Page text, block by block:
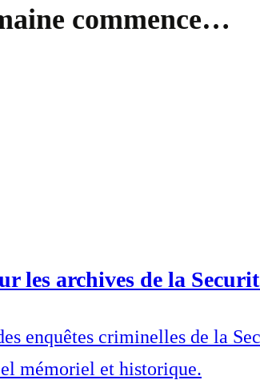
commence…
les archives de la
enquêtes criminelles de la
mémoriel et historique.